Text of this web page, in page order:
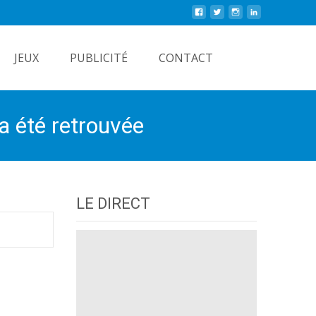
JEUX PUBLICITÉ CONTACT
été retrouvée
LE DIRECT